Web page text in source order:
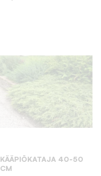
KÄÄPIÖKATAJA 40-50
CM